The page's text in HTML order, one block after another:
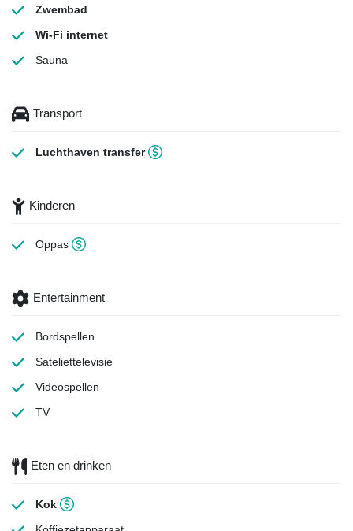
Zwembad
Wi-Fi internet
Sauna
Transport
Luchthaven transfer
Kinderen
Oppas
Entertainment
Bordspellen
Sateliettelevisie
Videospellen
TV
Eten en drinken
Kok